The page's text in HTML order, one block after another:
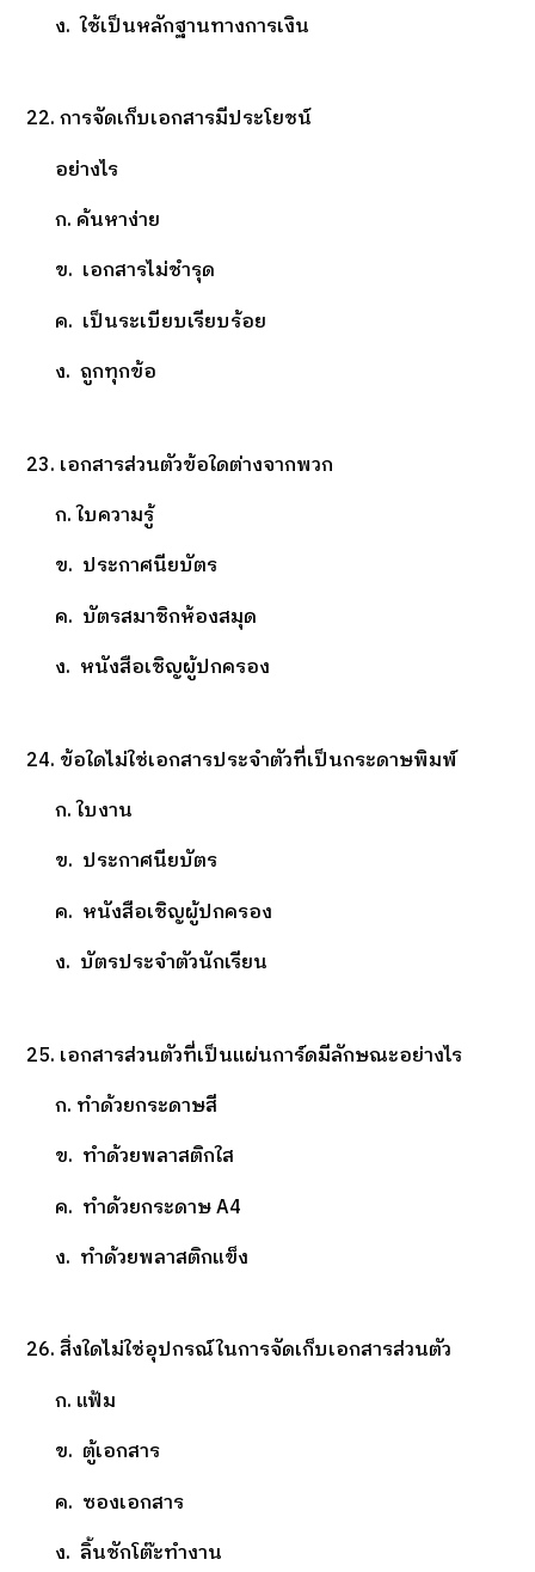
ง. ใช้เป็นหลักฐานทางการเงิน
22. การจัดเก็บเอกสารมีประโยชน์
อย่างไร
ก. ค้นหาง่าย
ข. เอกสารไม่ชำรุด
ค. เป็นระเบียบเรียบร้อย
ง. ถูกทุกข้อ
23. เอกสารส่วนตัวข้อใดต่างจากพวก
ก. ใบความรู้
ข. ประกาศนียบัตร
ค. บัตรสมาชิกห้องสมุด
ง. หนังสือเชิญผู้ปกครอง
24. ข้อใดไม่ใช่เอกสารประจำตัวที่เป็นกระดาษพิมพ์
ก. ใบงาน
ข. ประกาศนียบัตร
ค. หนังสือเชิญผู้ปกครอง
ง. บัตรประจำตัวนักเรียน
25. เอกสารส่วนตัวที่เป็นแผ่นการ์ดมีลักษณะอย่างไร
ก. ทำด้วยกระดาษสี
ข. ทำด้วยพลาสติกใส
ค. ทำด้วยกระดาษ A4
ง. ทำด้วยพลาสติกแข็ง
26. สิ่งใดไม่ใช่อุปกรณ์ในการจัดเก็บเอกสารส่วนตัว
ก. แฟ้ม
ข. ตู้เอกสาร
ค. ซองเอกสาร
ง. ลิ้นชักโต๊ะทำงาน